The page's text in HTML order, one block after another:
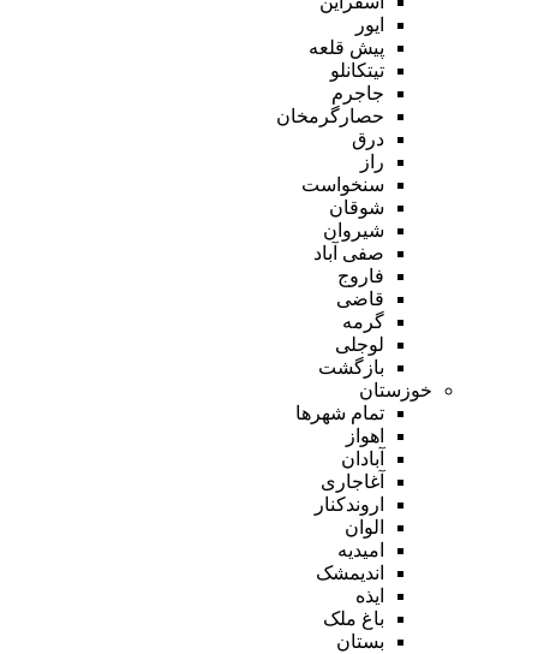
ایور
پیش قلعه
تیتکانلو
جاجرم
حصارگرمخان
درق
راز
سنخواست
شوقان
شیروان
صفی آباد
فاروج
قاضی
گرمه
لوجلی
بازگشت
خوزستان
تمام شهر‌ها
اهواز
آبادان
آغاجاری
اروندکنار
الوان
امیدیه
اندیمشک
ایذه
باغ ملک
بستان